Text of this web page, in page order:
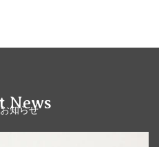
News
知らせ